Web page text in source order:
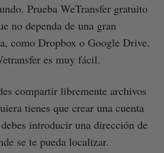
Prueba WeTransfer gratuito
no dependa de una gran
como Dropbox o Google Drive.
es muy fácil.
compartir libremente archivos
tienes que crear una cuenta
introducir una dirección de
se te pueda localizar.